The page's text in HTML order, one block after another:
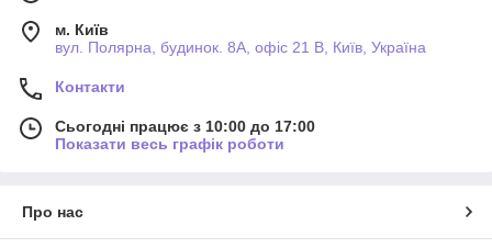
м. Київ
вул. Полярна, будинок. 8А, офіс 21 В, Київ, Україна
Контакти
Сьогодні працює з 10:00 до 17:00
Показати весь графік роботи
Про нас